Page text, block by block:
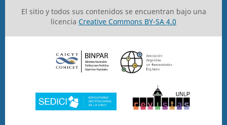
El sitio y todos sus contenidos se encuentran bajo una
licencia Creative Commons BY-SA 4.0